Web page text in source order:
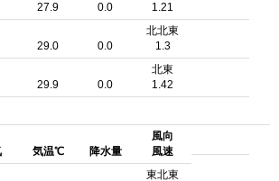
27.9 0.0
1.21
29.0 0.0
北北東
1.3
29.9 0.0
北東
1.42
気温℃ 降水量
風向
風速
東北東